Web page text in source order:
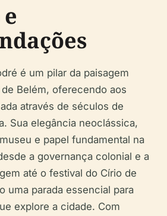
é um pilar da paisagem
Belém, oferecendo aos
através de séculos de
Sua elegância neoclássica,
e papel fundamental na
a governança colonial e a
até o festival do Círio de
uma parada essencial para
explore a cidade. Com